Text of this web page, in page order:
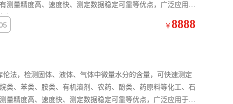
测量精度高、速度快、测定数据稳定可靠等优点，广泛应用于
门。
￥ 8888
伦法，检测固体、液体、气体中微量水分的含量，可快速测定
类、苯类、胺类、有机溶剂、农药、酚类、药原料等化工、石
量精度高、速度快、测定数据稳定可靠等优点，广泛应用于石